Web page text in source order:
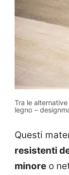
Tra le
legno –
Questi
resistenti
minore o